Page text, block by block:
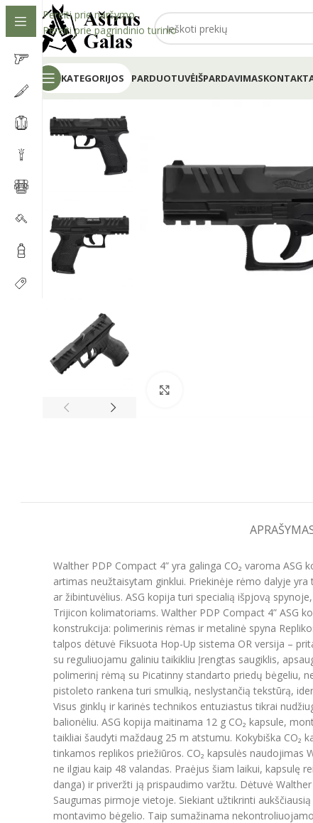
Pereiti prie naršymo
Pereiti prie pagrindinio turinio
KATEGORIJOS PARDUOTUVĖIŠPARDAVIMAS
Walther PDP Compact 4” yra galinga CO₂ varoma
artimas neužtaisytam ginklui. Priekinėje rėmo dalyje
ar žibintuvėlius. ASG kopija turi specialią išpjovą
Trijicon kolimatoriams. Walther PDP Compact 4” ASG
konstrukcija: polimerinis rėmas ir metalinė spyna
talpos dėtuvė Fiksuota Hop-Up sistema OR versija –
su reguliuojamu galiniu taikikliu Įrengtas saugiklis,
polimerinį rėmą su Picatinny standarto priedų bėgeliu,
pistoleto rankena turi smulkią, neslystančią tekstūrą,
Visus ginklų ir karinės technikos entuziastus tikrai
balionėliu. ASG kopija maitinama 12 g CO₂ kapsule,
taikliai šaudyti maždaug 25 m atstumu. Kokybiška
tinkamos replikos priežiūros. CO₂ kapsulės naudojimas
ne ilgiau kaip 48 valandas. Praėjus šiam laikui, kapsulę
danga) ir priveržti ją prispaudimo varžtu. Dėtuvė
Saugumas pirmoje vietoje. Siekiant užtikrinti
montavimo bėgelio. Taip sumažinama